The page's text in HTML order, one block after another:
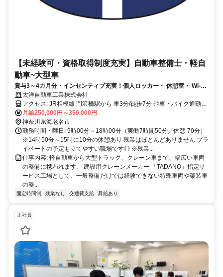
【未経験可・資格取得制度充実】自動車整備士・軽自
動車~大型車
賞与3～4カ月分・インセンティブ充実！個人ロッカー・ 休憩室・ Wi-Fi
完備！ 未経験からでも安心の資格支援制度あり！無理せず稼げる整備士
へ！
太洋自動車工業株式会社
アクセス: JR相模線 門沢橋駅から 車3分/徒歩7分 ◎車・バイク通勤
OK（無料駐車場完備）
月給250,000円～350,000円
神奈川県海老名市
勤務時間・曜日: 9時00分～18時00分（実働7時間50分／休憩 70分）
※14時50分～15時に10分の休憩あり 残業はほとんどありません プラ
イベートの予定も立てやすい職場です◎ ※残業...
仕事内容: 軽自動車から大型トラック、クレーン車まで、幅広い車両
の整備に携われます。 建設用クレーンメーカー 「TADANO」指定サ
ービス工場として、一般整備だけでは経験できない特殊車両や架装車
の整...
固定時間制 残業なし 交通費支給 昇給あり
正社員